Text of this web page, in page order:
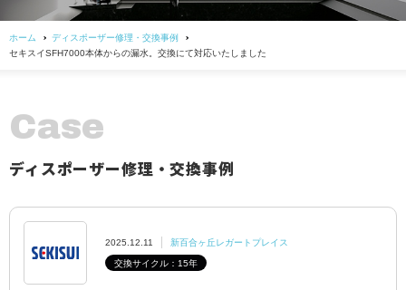
アフターサポート
よくある質問
お問い合わせ
水栓交換費用
ホーム
ディスポーザー修理・交換事例
セキスイSFH7000本体からの漏水。交換にて対応いたしました
Case
ディスポーザー修理・交換事例
2025.12.11 新百合ヶ丘レガートプレイス
交換サイクル：15年